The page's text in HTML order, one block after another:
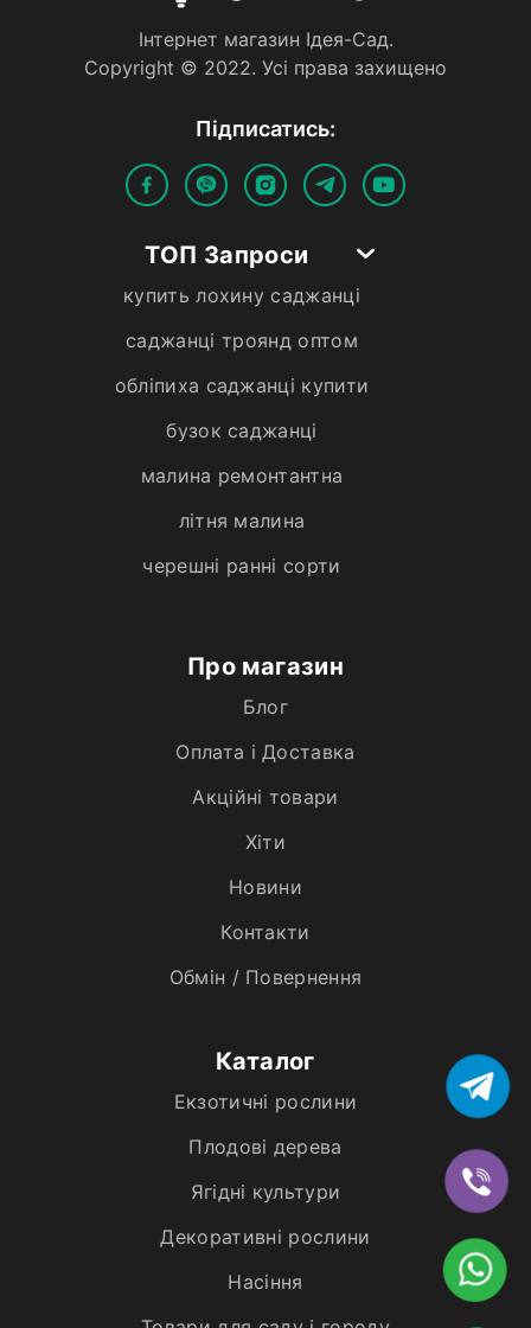
Iнтернет магазин Iдея-Сад.
Copyright © 2022. Усi права захищено
Пiдписатись:
ТОП Запроси
купить лохину саджанці
саджанці троянд оптом
обліпиха саджанці купити
бузок саджанці
малина ремонтантна
літня малина
черешні ранні сорти
Про магазин
Блог
Оплата і Доставка
Акційні товари
Хiти
Новини
Контакти
Обмін / Повернення
Каталог
Екзотичні рослини
Плодові дерева
Ягідні культури
Декоративні рослини
Насіння